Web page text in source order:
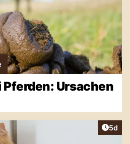
Ursachen
5d